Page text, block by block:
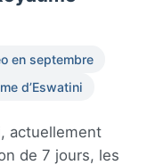
en septembre
d’Eswatini
actuellement
de 7 jours, les